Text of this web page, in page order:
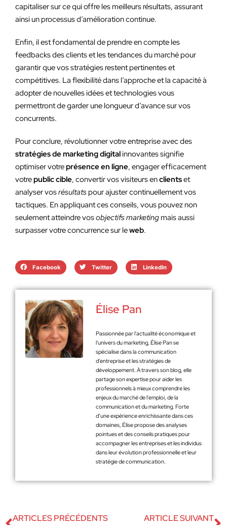
capitaliser sur ce qui offre les meilleurs résultats, assurant
ainsi un processus d’amélioration continue.
Enfin, il est fondamental de prendre en compte les
feedbacks des clients et les tendances du marché pour
garantir que vos stratégies restent pertinentes et
compétitives. La flexibilité dans l’approche et la capacité à
adopter de nouvelles idées et technologies vous
permettront de garder une longueur d’avance sur vos
concurrents.
Pour conclure, révolutionner votre entreprise avec des
stratégies de marketing digitalinnovantes signifie
optimiser votreprésence en ligne, engager efficacement
votrepublic cible, convertir vos visiteurs enclientset
analyser vosrésultats pour ajuster continuellement vos
tactiques. En appliquant ces conseils, vous pouvez non
seulement atteindre vosobjectifs marketing mais aussi
surpasser votre concurrence sur leweb.
Facebook Twitter LinkedIn
Élise Pan
Passionnée par l'actualité économique et
l'univers du marketing, Élise Pan se
spécialise dans la communication
d'entreprise et les stratégies de
développement. À travers son blog, elle
partage son expertise pour aider les
professionnels à mieux comprendre les
enjeux du marché de l'emploi, de la
communication et du marketing. Forte
d’une expérience enrichissante dans ces
domaines, Élise propose des analyses
pointues et des conseils pratiques pour
accompagner les entreprises et les individus
dans leur évolution professionnelle et leur
stratégie de communication.
ARTICLES PRÉCÉDENTS ARTICLE SUIVANT